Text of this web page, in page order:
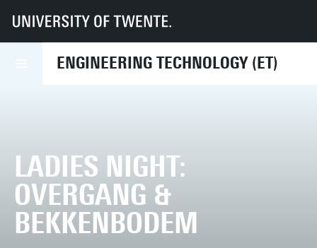
ENGINEERING TECHNOLOGY (ET)
UT Faculteiten ET
Agenda
Ladies Night: Overgang & Bekkenbodem
LADIES NIGHT:
OVERGANG &
BEKKENBODEM